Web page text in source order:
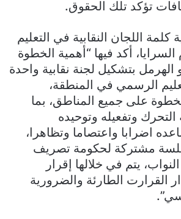
تؤكد تلك الحقوق.
كلمة اللجان النقابية في التعليم
أكد فيها “أهمية الخطوة
الهرمل بتشكيل لجنة نقابية واحدة
الرسمي في المنطقة،
على جميع المناطق، بما
وتفعيله وتوحيده
اضرابا واعتصاما وتظاهرا،
جلسة مشتركة لحكومة تصريف
يتم في خلالها إقرار
القرارت الطارئة والضرورية